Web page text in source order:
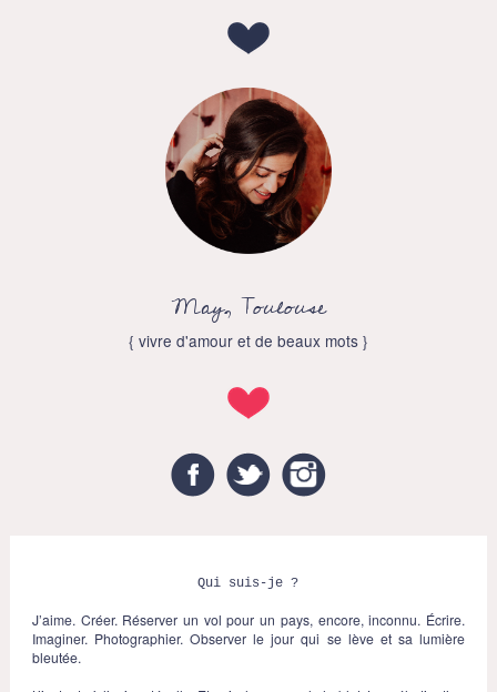
May, Toulouse
{ vivre d'amour et de beaux mots }
FacebookTwitter
Qui suis-je ?
J’aime. Créer. Réserver un vol pour un pays, encore, inconnu. Écrire.
Imaginer. Photographier. Observer le jour qui se lève et sa lumière
bleutée.